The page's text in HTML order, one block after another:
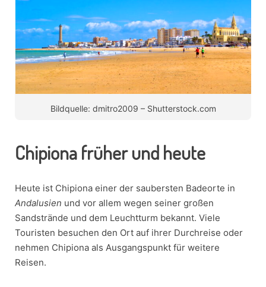
Bildquelle: dmitro2009 – Shutterstock.com
Chipiona früher und heute
Heute ist Chipiona einer der saubersten Badeorte in
Andalusien und vor allem wegen seiner großen
Sandstrände und dem Leuchtturm bekannt. Viele
Touristen besuchen den Ort auf ihrer Durchreise oder
nehmen Chipiona als Ausgangspunkt für weitere
Reisen.